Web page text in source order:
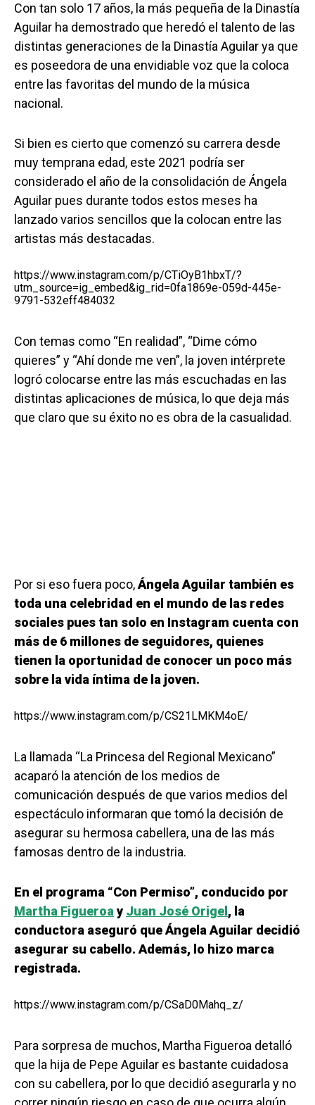
Con tan solo 17 años, la más pequeña de la Dinastía
Aguilar ha demostrado que heredó el talento de las
distintas generaciones de la Dinastía Aguilar ya que
es poseedora de una envidiable voz que la coloca
entre las favoritas del mundo de la música
nacional.
Si bien es cierto que comenzó su carrera desde
muy temprana edad, este 2021 podría ser
considerado el año de la consolidación de Ángela
Aguilar pues durante todos estos meses ha
lanzado varios sencillos que la colocan entre las
artistas más destacadas.
https://www.instagram.com/p/CTiOyB1hbxT/?
utm_source=ig_embed&ig_rid=0fa1869e-059d-445e-
9791-532eff484032
Con temas como “En realidad”, “Dime cómo
quieres” y “Ahí donde me ven”, la joven intérprete
logró colocarse entre las más escuchadas en las
distintas aplicaciones de música, lo que deja más
que claro que su éxito no es obra de la casualidad.
Por si eso fuera poco,Ángela Aguilar también es
toda una celebridad en el mundo de las redes
sociales pues tan solo en Instagram cuenta con
más de 6 millones de seguidores, quienes
tienen la oportunidad de conocer un poco más
sobre la vida íntima de la joven.
https://www.instagram.com/p/CS21LMKM4oE/
La llamada “La Princesa del Regional Mexicano”
acaparó la atención de los medios de
comunicación después de que varios medios del
espectáculo informaran que tomó la decisión de
asegurar su hermosa cabellera, una de las más
famosas dentro de la industria.
En el programa “Con Permiso”, conducido por
Martha Figueroa y Juan José Origel, la
conductora aseguró que Ángela Aguilar decidió
asegurar su cabello. Además, lo hizo marca
registrada.
https://www.instagram.com/p/CSaD0Mahq_z/
Para sorpresa de muchos, Martha Figueroa detalló
que la hija de Pepe Aguilar es bastante cuidadosa
con su cabellera, por lo que decidió asegurarla y no